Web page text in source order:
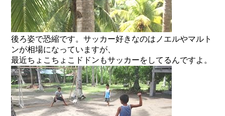
後ろ姿で恐縮です。サッカー好きなのはノエルやマルト
ンが相場になっていますが、
最近ちょこちょこドドンもサッカーをしてるんですよ。